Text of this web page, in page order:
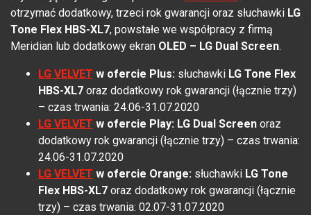
otrzymać dodatkowy, trzeci rok gwarancji oraz słuchawki LG
Tone Flex HBS-XL7, powstałe we współpracy z firmą
Meridian lub dodatkowy ekran OLED – LG Dual Screen.
LG VELVET w ofercie Plus: słuchawki LG Tone Flex
HBS-XL7 oraz dodatkowy rok gwarancji (łącznie trzy)
– czas trwania: 24.06-31.07.2020
LG VELVET w ofercie Play: LG Dual Screen oraz
dodatkowy rok gwarancji (łącznie trzy) – czas trwania:
24.06-31.07.2020
LG VELVET w ofercie Orange: słuchawki LG Tone
Flex HBS-XL7 oraz dodatkowy rok gwarancji (łącznie
trzy) – czas trwania: 02.07-31.07.2020